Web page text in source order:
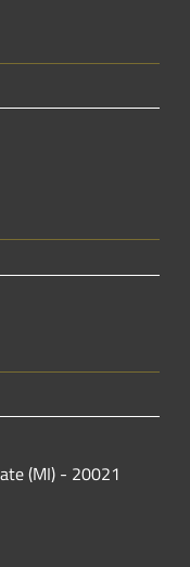
(MI) - 20021